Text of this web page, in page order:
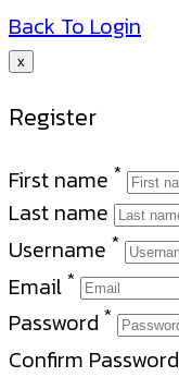
Back To Login
x
Register
First name *
Last name
Username *
Email *
Password *
Confirm Password